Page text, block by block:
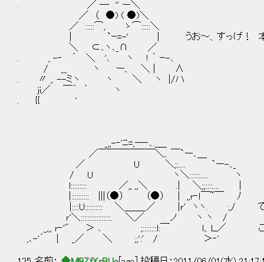
. ／ ― '' ー＼
／ （ ●) ( ●)＼
／ :::::⌒, ゝ⌒:::::＼
| `ｰ=-' | うお～、すっげ！ 本当に街の
＼ ⊂､ヽ､_∩ ／
. , -‐ ´ ＼ '､ ヽ ! ｀ ｰ-､
/ __ ヽ ー、 ＼ | ∧
. 〃 ,. --ミヽ ヽ ＼ ヽ |/ハ
ji／ ￣｀ ｀ ヽ
. {{ '
_,,-‐'ﾆ=,―‐､.＿_
／￣￣￣￣￣￣＼、￣`ー､＿
／ U ＼;:.... `ー-､_
/ U ヽ＼::::::..... ヽ
l::::::::: ／,, ,,＼ .| ＼;;::::.... |
|:::::::::: |||（●） （●） | ,,r‐ｌ￣~￣ ﾉ
|::::U:::::::::: ＼＿＿_／ |ｒ' ヽヽ. :,/ で、でも
ｒ'＼:::::::::::::::::. ＼／ ノ ヽ ヽ /
_,,, r‐'" ＞ ､ ;::::::::l:￣ ｌ、Ｌ／ こんないい場
,､-'´ | _／ ＼ ;;':' / ＞‐'